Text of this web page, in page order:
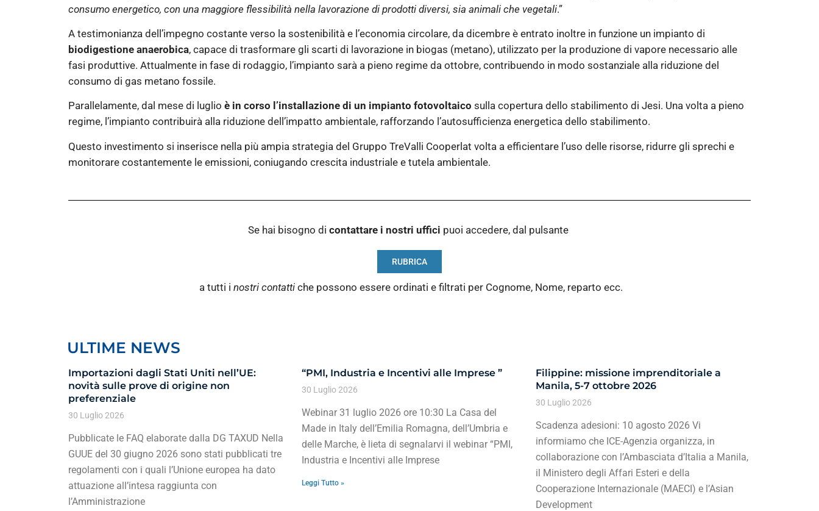
consumo energetico, con una maggiore flessibilità nella lavorazione di prodotti diversi, sia animali che vegetali.”
A testimonianza dell’impegno costante verso la sostenibilità e l’economia circolare, da dicembre è entrato inoltre in funzione un impianto di
biodigestione anaerobica, capace di trasformare gli scarti di lavorazione in biogas (metano), utilizzato per la produzione di vapore necessario alle
fasi produttive. Attualmente in fase di rodaggio, l’impianto sarà a pieno regime da ottobre, contribuendo in modo sostanziale alla riduzione del
consumo di gas metano fossile.
Parallelamente, dal mese di luglio è in corso l’installazione di un impianto fotovoltaico sulla copertura dello stabilimento di Jesi. Una volta a pieno
regime, l’impianto contribuirà alla riduzione dell’impatto ambientale, rafforzando l’autosufficienza energetica dello stabilimento.
Questo investimento si inserisce nella più ampia strategia del Gruppo TreValli Cooperlat volta a efficientare l’uso delle risorse, ridurre gli sprechi e
monitorare costantemente le emissioni, coniugando crescita industriale e tutela ambientale.
Se hai bisogno di contattare i nostri uffici puoi accedere, dal pulsante
RUBRICA
a tutti i nostri contatti che possono essere ordinati e filtrati per Cognome, Nome, reparto ecc.
ULTIME NEWS
Importazioni dagli Stati Uniti nell’UE:
novità sulle prove di origine non
preferenziale
30 Luglio 2026
Pubblicate le FAQ elaborate dalla DG TAXUD Nella
GUUE del 30 giugno 2026 sono stati pubblicati tre
regolamenti con i quali l’Unione europea ha dato
attuazione all’intesa raggiunta con
l’Amministrazione
“PMI, Industria e Incentivi alle Imprese ”
30 Luglio 2026
Webinar 31 luglio 2026 ore 10:30 La Casa del
Made in Italy dell’Emilia Romagna, dell’Umbria e
delle Marche, è lieta di segnalarvi il webinar “PMI,
Industria e Incentivi alle Imprese
Leggi Tutto »
Filippine: missione imprenditoriale a
Manila, 5-7 ottobre 2026
30 Luglio 2026
Scadenza adesioni: 10 agosto 2026 Vi
informiamo che ICE-Agenzia organizza, in
collaborazione con l’Ambasciata d’Italia a Manila,
il Ministero degli Affari Esteri e della
Cooperazione Internazionale (MAECI) e l’Asian
Development